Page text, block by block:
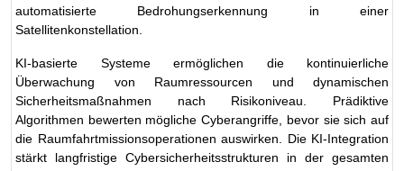
automatisierte Bedrohungserkennung in einer
Satellitenkonstellation.
KI-basierte Systeme ermöglichen die kontinuierliche
Überwachung von Raumressourcen und dynamischen
Sicherheitsmaßnahmen nach Risikoniveau. Prädiktive
Algorithmen bewerten mögliche Cyberangriffe, bevor sie sich auf
die Raumfahrtmissionsoperationen auswirken. Die KI-Integration
stärkt langfristige Cybersicherheitsstrukturen in der gesamten